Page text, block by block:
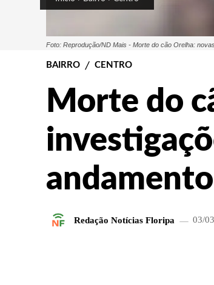
Foto: Reprodução/ND Mais - Morte do cão Orelha:
BAIRRO CENTRO
Morte do
andamento
Redação Notícias Floripa 03/